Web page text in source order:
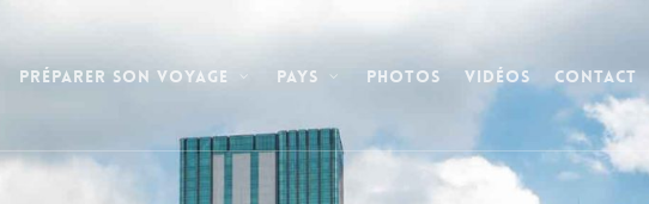
Préparer son voyage Pays Photos Vidéos Contact